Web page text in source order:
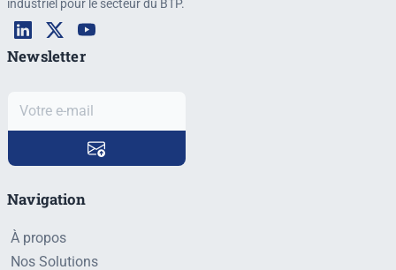
industriel pour le secteur du BTP.
Navigation
À propos
Nos Solutions
Newsletter